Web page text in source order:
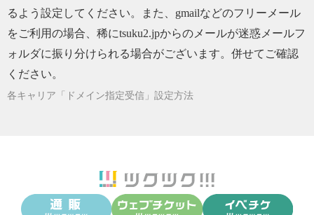
るよう設定してください。また、gmailなどのフリーメール
をご利用の場合、稀にtsuku2.jpからのメールが迷惑メールフ
ォルダに振り分けられる場合がございます。併せてご確認
ください。
各キャリア「ドメイン指定受信」設定方法